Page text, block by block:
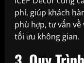
phí, giúp khách
phù hợp, tư vấn về
tối ưu không gian.